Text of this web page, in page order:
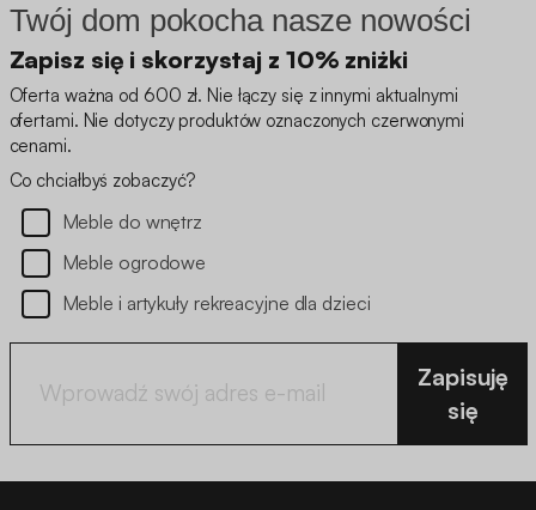
Twój dom pokocha nasze nowości
Zapisz się i skorzystaj z 10% zniżki
Oferta ważna od 600 zł. Nie łączy się z innymi aktualnymi
ofertami. Nie dotyczy produktów oznaczonych czerwonymi
cenami.
Co chciałbyś zobaczyć?
Meble do wnętrz
Meble ogrodowe
Meble i artykuły rekreacyjne dla dzieci
Zapisuję
się